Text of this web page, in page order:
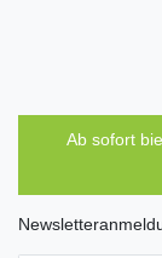
Ab sofort